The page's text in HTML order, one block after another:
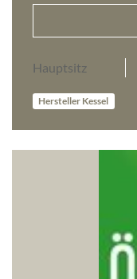
Hauptsitz
Hersteller Kessel